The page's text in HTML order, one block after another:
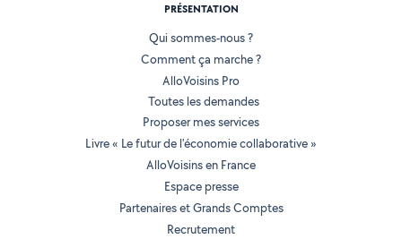
PRÉSENTATION
Qui sommes-nous ?
Comment ça marche ?
AlloVoisins Pro
Toutes les demandes
Proposer mes services
Livre « Le futur de l'économie collaborative »
AlloVoisins en France
Espace presse
Partenaires et Grands Comptes
Recrutement